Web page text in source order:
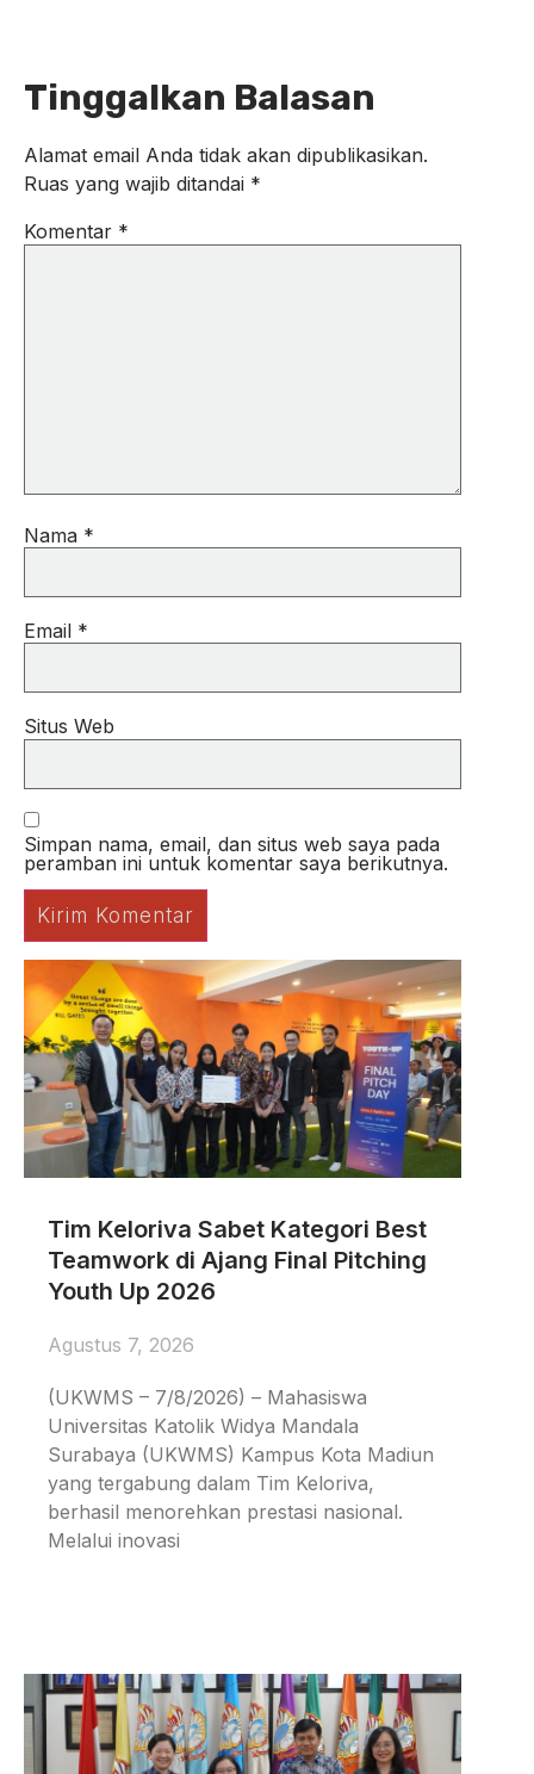
Tinggalkan Balasan
Alamat email Anda tidak akan dipublikasikan.
Ruas yang wajib ditandai *
Komentar *
Nama *
Email *
Situs Web
Simpan nama, email, dan situs web saya pada
peramban ini untuk komentar saya berikutnya.
Tim Keloriva Sabet Kategori Best
Teamwork di Ajang Final Pitching
Youth Up 2026
Agustus 7, 2026
(UKWMS – 7/8/2026) – Mahasiswa
Universitas Katolik Widya Mandala
Surabaya (UKWMS) Kampus Kota Madiun
yang tergabung dalam Tim Keloriva,
berhasil menorehkan prestasi nasional.
Melalui inovasi